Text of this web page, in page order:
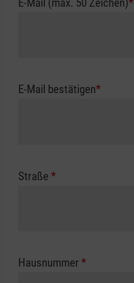
E-Mail bestätigen*
Straße *
Hausnummer *